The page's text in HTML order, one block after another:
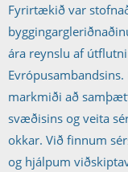
Fyrirtækið var
ára reynslu af
markmiði að
svæðisins og veita
okkar. Við finnum
og hjálpum